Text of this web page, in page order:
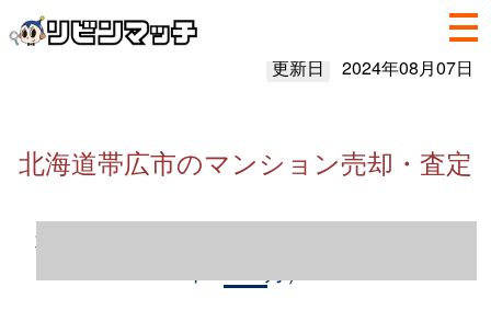
更新日 2024年08月07日
北海道帯広市のマンション売却・査定
北海道帯広市のマンション売却情報（2023